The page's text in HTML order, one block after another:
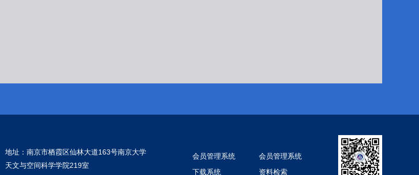
地址：南京市栖霞区仙林大道163号南京大学
天文与空间科学学院219室
会员管理系统
会员管理系统
下载系统
资料检索